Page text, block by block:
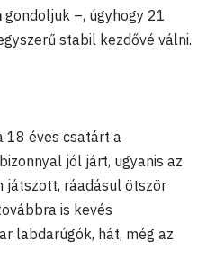
gondoljuk –, úgyhogy 21
stabil kezdővé válni.
18 éves csatárt a
jól járt, ugyanis az
játszott, ráadásul ötször
is kevés
labdarúgók, hát, még az